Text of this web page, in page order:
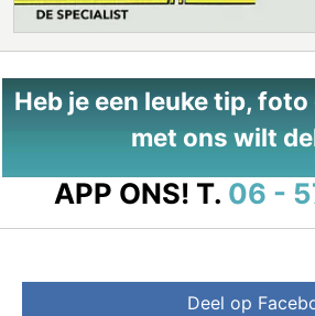
Heb je een leuke tip,
met ons wilt
APP ONS! T. 06 -
Deel op